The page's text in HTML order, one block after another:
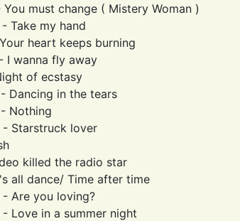
must change ( Mistery Woman )
Take my hand
heart keeps burning
I wanna fly away
of ecstasy
Dancing in the tears
Nothing
- Starstruck lover
killed the radio star
all dance/ Time after time
- Are you loving?
- Love in a summer night